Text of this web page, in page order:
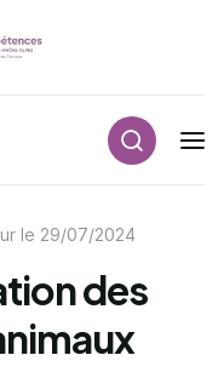
Navigation principale
le 29/07/2024
des